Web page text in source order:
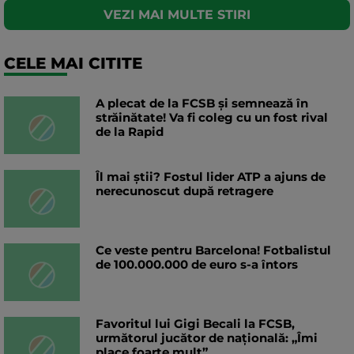
VEZI MAI MULTE STIRI
CELE MAI CITITE
A plecat de la FCSB și semnează în
străinătate! Va fi coleg cu un fost rival
de la Rapid
Îl mai știi? Fostul lider ATP a ajuns de
nerecunoscut după retragere
Ce veste pentru Barcelona! Fotbalistul
de 100.000.000 de euro s-a întors
Favoritul lui Gigi Becali la FCSB,
următorul jucător de națională: „Îmi